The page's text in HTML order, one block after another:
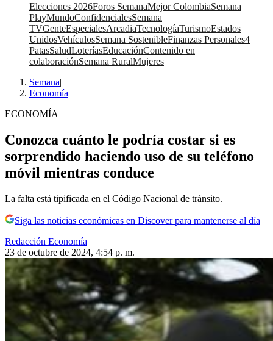
Elecciones 2026Foros SemanaMejor ColombiaSemana
PlayMundoConfidencialesSemana
TVGenteEspecialesArcadiaTecnologíaTurismoEstados
UnidosVehículosSemana SostenibleFinanzas Personales4
PatasSaludLoteríasEducaciónContenido en
colaboraciónSemana RuralMujeres
Semana|
Economía
ECONOMÍA
Conozca cuánto le podría costar si es
sorprendido haciendo uso de su teléfono
móvil mientras conduce
La falta está tipificada en el Código Nacional de tránsito.
Siga las noticias económicas en Discover para mantenerse al día
Redacción Economía
23 de octubre de 2024, 4:54 p. m.